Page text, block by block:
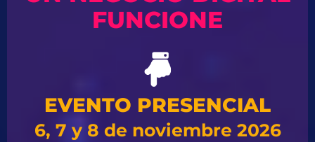
FUNCIONE
EVENTO PRESENCIAL
6, 7 y 8 de noviembre 2026